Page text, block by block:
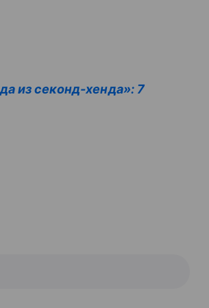
из секонд-хенда»: 7